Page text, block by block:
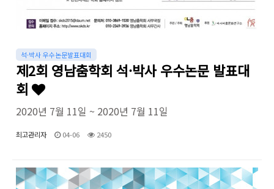
석·박사 우수논문발표대회
제2회 영남춤학회 석·박사 우수논문 발표대
회
2020년 7월 11일 ~ 2020년 7월 11일
최고관리자 04-06 2450